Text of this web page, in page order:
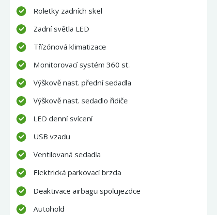
Roletky zadních skel
Zadní světla LED
Třízónová klimatizace
Monitorovací systém 360 st.
Výškově nast. přední sedadla
Výškově nast. sedadlo řidiče
LED denní svícení
USB vzadu
Ventilovaná sedadla
Elektrická parkovací brzda
Deaktivace airbagu spolujezdce
Autohold